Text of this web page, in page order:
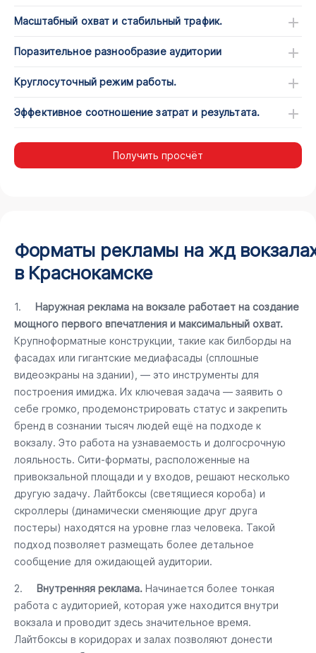
Масштабный охват и стабильный трафик.
Поразительное разнообразие аудитории
Круглосуточный режим работы.
Эффективное соотношение затрат и результата.
Получить просчёт
Форматы рекламы на жд
в Краснокамске
1. Наружная реклама на вокзале работает на создание
мощного первого впечатления и максимальный охват.
Крупноформатные конструкции, такие как билборды на
фасадах или гигантские медиафасады (сплошные
видеоэкраны на здании), — это инструменты для
построения имиджа. Их ключевая задача — заявить о
себе громко, продемонстрировать статус и закрепить
бренд в сознании тысяч людей ещё на подходе к
вокзалу. Это работа на узнаваемость и долгосрочную
лояльность. Сити-форматы, расположенные на
привокзальной площади и у входов, решают несколько
другую задачу. Лайтбоксы (светящиеся короба) и
скроллеры (динамически сменяющие друг друга
постеры) находятся на уровне глаз человека. Такой
подход позволяет размещать более детальное
сообщение для ожидающей аудитории.
2. Внутренняя реклама. Начинается более тонкая
работа с аудиторией, которая уже находится внутри
вокзала и проводит здесь значительное время.
Лайтбоксы в коридорах и залах позволяют донести